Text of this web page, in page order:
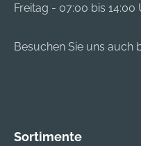
Freitag - 07:00 bis 14:00
Besuchen Sie uns auch
Sortimente